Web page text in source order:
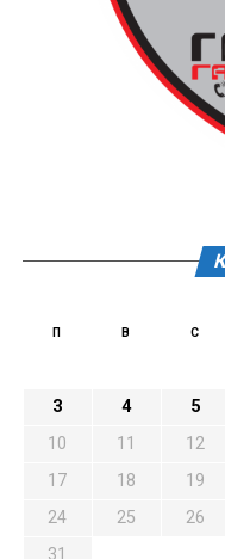
П В С
3
4 5
10
11 12
17
18 19
24
25 26
31